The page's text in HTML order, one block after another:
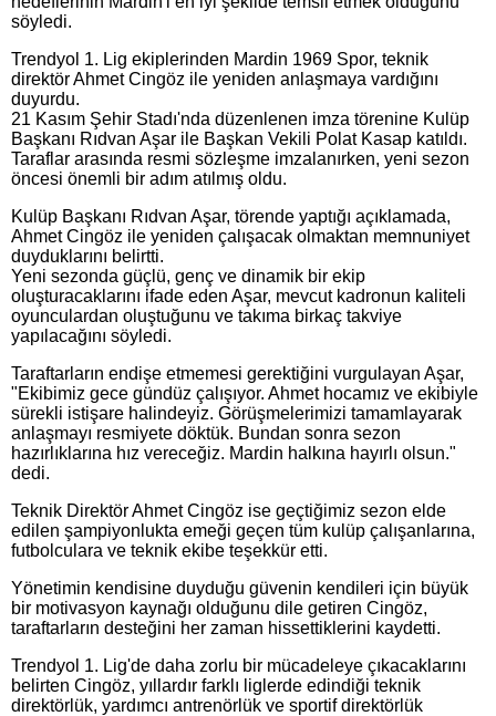
söyledi.
Trendyol 1. Lig ekiplerinden Mardin 1969 Spor, teknik
direktör Ahmet Cingöz ile yeniden anlaşmaya vardığını
duyurdu.
21 Kasım Şehir Stadı'nda düzenlenen imza törenine Kulüp
Başkanı Rıdvan Aşar ile Başkan Vekili Polat Kasap katıldı.
Taraflar arasında resmi sözleşme imzalanırken, yeni sezon
öncesi önemli bir adım atılmış oldu.
Kulüp Başkanı Rıdvan Aşar, törende yaptığı açıklamada,
Ahmet Cingöz ile yeniden çalışacak olmaktan memnuniyet
duyduklarını belirtti.
Yeni sezonda güçlü, genç ve dinamik bir ekip
oluşturacaklarını ifade eden Aşar, mevcut kadronun kaliteli
oyunculardan oluştuğunu ve takıma birkaç takviye
yapılacağını söyledi.
Taraftarların endişe etmemesi gerektiğini vurgulayan Aşar,
"Ekibimiz gece gündüz çalışıyor. Ahmet hocamız ve ekibiyle
sürekli istişare halindeyiz. Görüşmelerimizi tamamlayarak
anlaşmayı resmiyete döktük. Bundan sonra sezon
hazırlıklarına hız vereceğiz. Mardin halkına hayırlı olsun."
dedi.
Teknik Direktör Ahmet Cingöz ise geçtiğimiz sezon elde
edilen şampiyonlukta emeği geçen tüm kulüp çalışanlarına,
futbolculara ve teknik ekibe teşekkür etti.
Yönetimin kendisine duyduğu güvenin kendileri için büyük
bir motivasyon kaynağı olduğunu dile getiren Cingöz,
taraftarların desteğini her zaman hissettiklerini kaydetti.
Trendyol 1. Lig'de daha zorlu bir mücadeleye çıkacaklarını
belirten Cingöz, yıllardır farklı liglerde edindiği teknik
direktörlük, yardımcı antrenörlük ve sportif direktörlük